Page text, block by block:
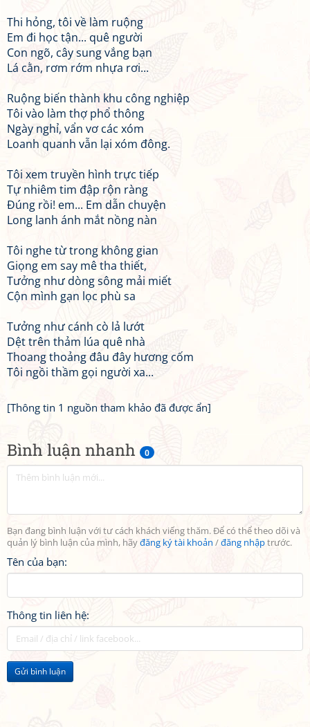
Bình luận nhanh 0
Bạn đang bình luận với tư cách khách viếng thăm. Để có thể theo dõi và
quản lý bình luận của mình, hãyđăng ký tài khoản /đăng nhậptrước.
Tên của bạn:
Thông tin liên hệ:
Gửi bình luận
Thi hỏng, tôi về làm ruộng
Em đi học tận... quê người
Con ngõ, cây sung vắng bạn
Lá cằn, rơm rớm nhựa rơi...
Ruộng biến thành khu công nghiệp
Tôi vào làm thợ phổ thông
Ngày nghỉ, vẩn vơ các xóm
Loanh quanh vẫn lại xóm đông.
Tôi xem truyền hình trực tiếp
Tự nhiêm tim đập rộn ràng
Đúng rồi! em... Em dẫn chuyện
Long lanh ánh mắt nồng nàn
Tôi nghe từ trong không gian
Giọng em say mê tha thiết,
Tưởng như dòng sông mải miết
Cộn mình gạn lọc phù sa
Tưởng như cánh cò lả lướt
Dệt trên thảm lúa quê nhà
Thoang thoảng đâu đây hương cốm
Tôi ngồi thầm gọi người xa...
[Thông tin 1 nguồn tham khảo đã được ẩn]